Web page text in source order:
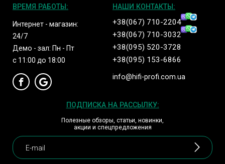
ВРЕМЯ РАБОТЫ:
Интернет - магазин:
24/7
Демо - зал: Пн - Пт
с 11:00 до 18:00
НАШИ КОНТАКТЫ:
+38(067) 710-2204
+38(067) 710-3032
+38(095) 520-3728
+38(095) 153-6866
info@hifi-profi.com.ua
ПОДПИСКА НА РАССЫЛКУ:
Полезные обзоры, статьи, новинки,
акции и спецпредложения